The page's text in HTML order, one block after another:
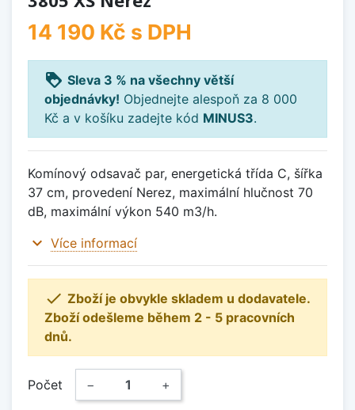
14 190 Kč s DPH
loyalty Sleva 3 % na všechny větší
objednávky! Objednejte alespoň za 8 000
Kč a v košíku zadejte kód MINUS3.
Komínový odsavač par, energetická třída C, šířka
37 cm, provedení Nerez, maximální hlučnost 70
dB, maximální výkon 540 m3/h.
expand_more Více informací
 Zboží je obvykle skladem u dodavatele.
Zboží odešleme během 2 - 5 pracovních
dnů.
Počet − +